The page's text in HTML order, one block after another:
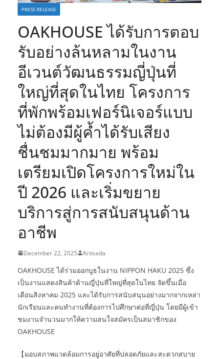
PRESS RELEASE
OAKHOUSE ได้รับการตอบ
รับอย่างล้นหลามในงาน
อีเวนต์วัฒนธรรมญี่ปุ่นที่
ใหญ่ที่สุดในไทย โครงการ
ที่พักพร้อมเฟอร์นิเจอร์แบบ
ไม่ต้องมีผู้ค้ำได้รับเสียง
ชื่นชมมากมาย พร้อม
เตรียมเปิดโครงการใหม่ใน
ปี 2026 และเริ่มขยาย
บริการสู่การสนับสนุนด้าน
อาชีพ
December 22, 2025 Kritsada
OAKHOUSE ได้ร่วมออกบูธในงาน NIPPON HAKU 2025 ซึ่ง
เป็นงานแสดงสินค้าด้านญี่ปุ่นที่ใหญ่ที่สุดในไทย จัดขึ้นเมื่อ
เดือนสิงหาคม 2025 และได้รับการสนับสนุนอย่างมากจากเหล่า
นักเรียนและคนทำงานที่ต้องการไปศึกษาต่อที่ญี่ปุ่น โดยมีผู้เข้า
ชมงานจำนวนมากให้ความสนใจสมัครเป็นสมาชิกของ
OAKHOUSE
【มอบสภาพแวดล้อมการอยู่อาศัยที่ปลอดภัยและสะดวกสบาย